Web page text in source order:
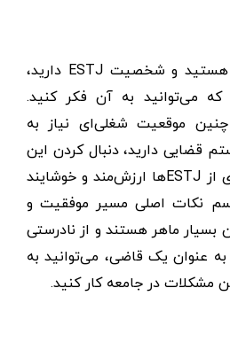
اگر به حقوق علاقه‌مند هستید و شخصیت ESTJ دارید،
می‌توانید به آن فکر کنید.
موقعیت شغلی‌ای نیاز به
قضایی دارید، دنبال کردن این
مسیر شغلی برای بسیاری از ESTJها ارزش‌مند و خوشایند
نکات اصلی مسیر موفقیت و
ماهر هستند و از نادرستی
عنوان یک قاضی، می‌توانید به
در جامعه کار کنید.